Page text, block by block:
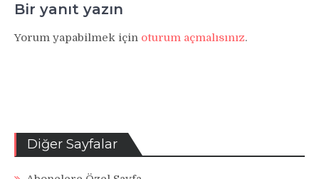
Bir yanıt yazın
Yorum yapabilmek için oturum açmalısınız.
Diğer Sayfalar